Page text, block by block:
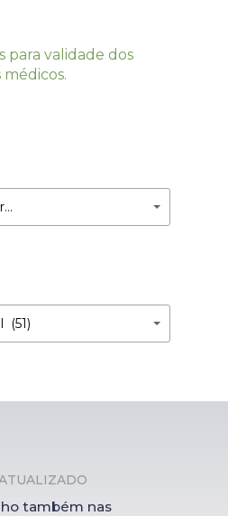
para validade dos
(51)
também nas